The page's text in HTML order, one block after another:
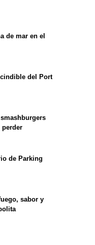
de mar en el
del Port
perder
de Parking
sabor y